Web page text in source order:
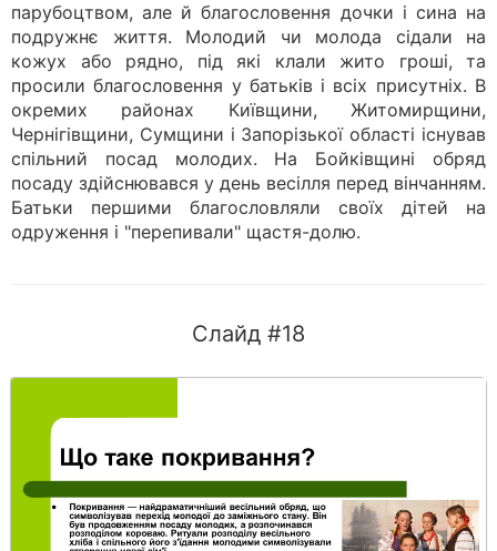
парубоцтвом, але й благословення дочки і сина на
подружнє життя. Молодий чи молода сідали на
кожух або рядно, під які клали жито гроші, та
просили благословення у батьків і всіх присутніх. В
окремих районах Київщини, Житомирщини,
Чернігівщини, Сумщини і Запорізької області існував
спільний посад молодих. На Бойківщині обряд
посаду здійснювався у день весілля перед вінчанням.
Батьки першими благословляли своїх дітей на
одруження і "перепивали" щастя-долю.
Слайд #18